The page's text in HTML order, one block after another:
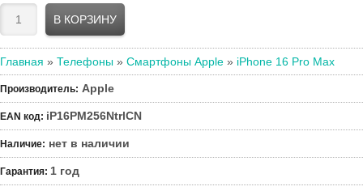
Главная » Телефоны » Смартфоны Apple » iPhone 16 Pro Max
Производитель: Apple
EAN код: iP16PM256NtrlCN
Наличие: нет в наличии
Гарантия: 1 год